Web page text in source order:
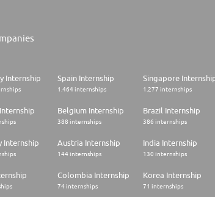
Internship Spain Internship
1.464 internships
Singapore
1.277 internships
Belgium Internship
388 internships
Brazil Internship
386 internships
Internship Austria Internship
144 internships
India Internship
130 internships
Colombia Internship
74 internships
Korea Internship
71 internships